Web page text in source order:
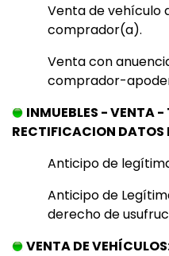
Venta de vehículo
comprador(a).
Venta con
comprador-
INMUEBLES - VENTA
RECTIFICACION DATOS
Anticipo de
Anticipo de
derecho de
VENTA DE